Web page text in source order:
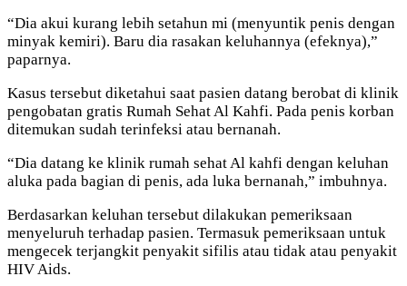
“Dia akui kurang lebih setahun mi (menyuntik penis dengan
minyak kemiri). Baru dia rasakan keluhannya (efeknya),”
paparnya.
Kasus tersebut diketahui saat pasien datang berobat di klinik
pengobatan gratis Rumah Sehat Al Kahfi. Pada penis korban
ditemukan sudah terinfeksi atau bernanah.
“Dia datang ke klinik rumah sehat Al kahfi dengan keluhan
aluka pada bagian di penis, ada luka bernanah,” imbuhnya.
Berdasarkan keluhan tersebut dilakukan pemeriksaan
menyeluruh terhadap pasien. Termasuk pemeriksaan untuk
mengecek terjangkit penyakit sifilis atau tidak atau penyakit
HIV Aids.